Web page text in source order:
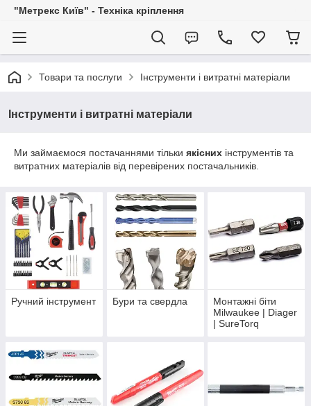
"Метрекс Київ" - Техніка кріплення
Товари та послуги Інструменти і витратні матеріали
Інструменти і витратні матеріали
Ми займаємося постачаннями тільки якісних інструментів та
витратних матеріалів від перевірених постачальників.
Ручний інструмент Бури та свердла
Монтажні біти
Milwaukee | Diager
| SureTorq